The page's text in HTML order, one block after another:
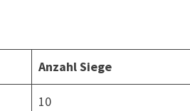
Anzahl Siege
10